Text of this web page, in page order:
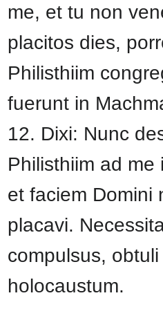
me, et tu non
placitos dies,
Philisthiim
fuerunt in
12. Dixi: Nunc
Philisthiim ad me
et faciem Domini
placavi.
compulsus, obtuli
holocaustum.